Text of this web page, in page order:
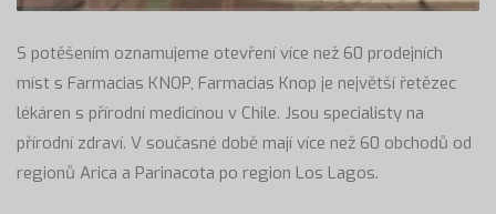
S potěšením oznamujeme otevření více než 60 prodejních
míst s Farmacias KNOP, Farmacias Knop je největší řetězec
lékáren s přírodní medicínou v Chile. Jsou specialisty na
přírodní zdraví. V současné době mají více než 60 obchodů od
regionů Arica a Parinacota po region Los Lagos.